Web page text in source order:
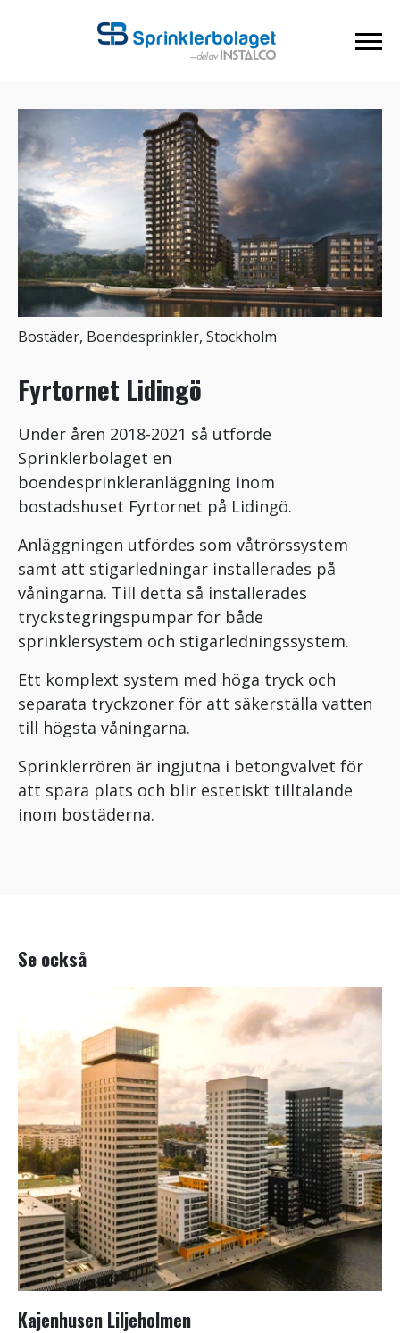
Bostäder, Boendesprinkler, Stockholm
Fyrtornet Lidingö
Under åren 2018-2021 så utförde
Sprinklerbolaget en
boendesprinkleranläggning inom
bostadshuset Fyrtornet på Lidingö.
Anläggningen utfördes som våtrörssystem
samt att stigarledningar installerades på
våningarna. Till detta så installerades
tryckstegringspumpar för både
sprinklersystem och stigarledningssystem.
Ett komplext system med höga tryck och
separata tryckzoner för att säkerställa vatten
till högsta våningarna.
Sprinklerrören är ingjutna i betongvalvet för
att spara plats och blir estetiskt tilltalande
inom bostäderna.
Se också
Kajenhusen Liljeholmen